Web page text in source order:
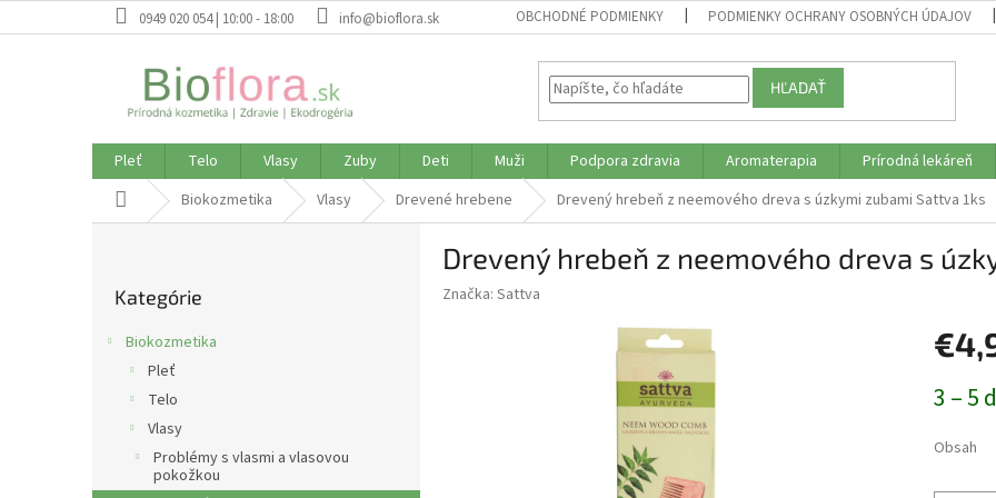
na
0949 020 054 | 10:00 - 18:00 info@bioflora.sk OBCHODNÉ PODMIENKY PODMIENKY OCHRANY OSOBNÝCH ÚDAJOV
HĽADAŤ
Pleť Telo Vlasy Zuby Deti Muži Podpora zdravia Aromaterapia Prírodná lekáreň
DomovBiokozmetika Vlasy Drevené hrebene Drevený hrebeň z neemového dreva s úzkymi zubami Sattva 1ks
kategórie
Kategórie
Biokozmetika
Pleť
Telo
Vlasy
Problémy s vlasmi a vlasovou
pokožkou
Drevený hrebeň z neemového dreva s
Značka: Sattva
cena:
3 – 5
Obsah